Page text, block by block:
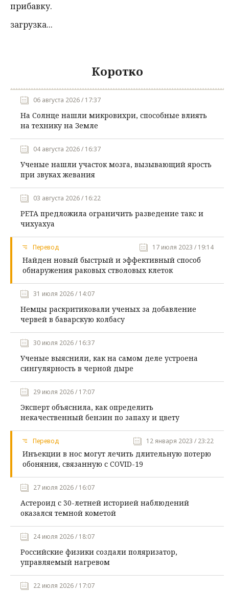
прибавку.
загрузка...
Коротко
06 августа 2026 / 17:37
На Солнце нашли микровихри, способные влиять
на технику на Земле
04 августа 2026 / 16:37
Ученые нашли участок мозга, вызывающий ярость
при звуках жевания
03 августа 2026 / 16:22
PETA предложила ограничить разведение такс и
чихуахуа
Перевод 17 июля 2023 / 19:14
Найден новый быстрый и эффективный способ
обнаружения раковых стволовых клеток
31 июля 2026 / 14:07
Немцы раскритиковали ученых за добавление
червей в баварскую колбасу
30 июля 2026 / 16:37
Ученые выяснили, как на самом деле устроена
сингулярность в черной дыре
29 июля 2026 / 17:07
Эксперт объяснила, как определить
некачественный бензин по запаху и цвету
Перевод 12 января 2023 / 23:22
Инъекции в нос могут лечить длительную потерю
обоняния, связанную с COVID-19
27 июля 2026 / 16:07
Астероид с 30-летней историей наблюдений
оказался темной кометой
24 июля 2026 / 18:07
Российские физики создали поляризатор,
управляемый нагревом
22 июля 2026 / 17:07